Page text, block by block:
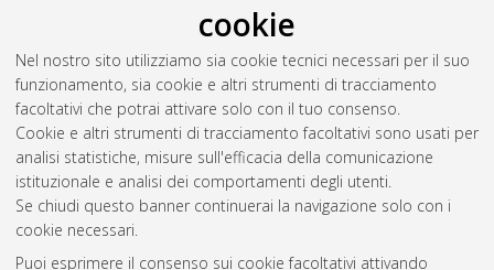
cookie
Nel nostro sito utilizziamo sia cookie tecnici necessari per il suo
funzionamento, sia cookie e altri strumenti di tracciamento
facoltativi che potrai attivare solo con il tuo consenso.
Cookie e altri strumenti di tracciamento facoltativi sono usati per
analisi statistiche, misure sull'efficacia della comunicazione
istituzionale e analisi dei comportamenti degli utenti.
Se chiudi questo banner continuerai la navigazione solo con i
cookie necessari.
Puoi esprimere il consenso sui cookie facoltativi attivando
Gestione del documento:
Atom